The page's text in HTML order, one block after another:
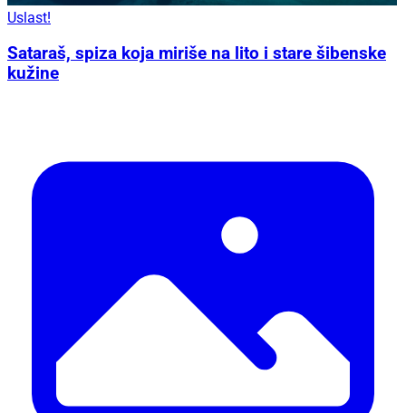
Uslast!
Sataraš, spiza koja miriše na lito i stare šibenske
kužine